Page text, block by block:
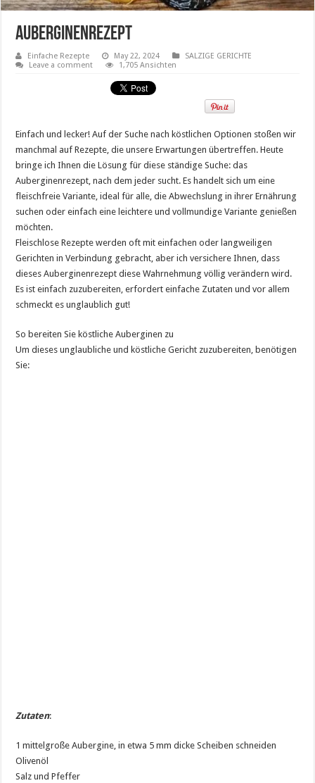
Auberginenrezept
Einfache Rezepte May 22, 2024
SALZIGE GERICHTE
Leave a comment
1,705 Ansichten
Einfach und lecker! Auf der Suche nach köstlichen Optionen stoßen wir
manchmal auf Rezepte, die unsere Erwartungen übertreffen. Heute
bringe ich Ihnen die Lösung für diese ständige Suche: das
Auberginenrezept, nach dem jeder sucht. Es handelt sich um eine
fleischfreie Variante, ideal für alle, die Abwechslung in ihrer Ernährung
suchen oder einfach eine leichtere und vollmundige Variante genießen
möchten.
Fleischlose Rezepte werden oft mit einfachen oder langweiligen
Gerichten in Verbindung gebracht, aber ich versichere Ihnen, dass
dieses Auberginenrezept diese Wahrnehmung völlig verändern wird.
Es ist einfach zuzubereiten, erfordert einfache Zutaten und vor allem
schmeckt es unglaublich gut!
So bereiten Sie köstliche Auberginen zu
Um dieses unglaubliche und köstliche Gericht zuzubereiten, benötigen
Sie:
Zutaten:
1 mittelgroße Aubergine, in etwa 5 mm dicke Scheiben schneiden
Olivenöl
Salz und Pfeffer